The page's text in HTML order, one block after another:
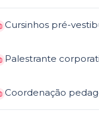
Cursinhos pré-
Palestrante
Coordenação